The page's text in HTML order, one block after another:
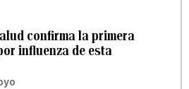
confirma la primera
influenza de esta